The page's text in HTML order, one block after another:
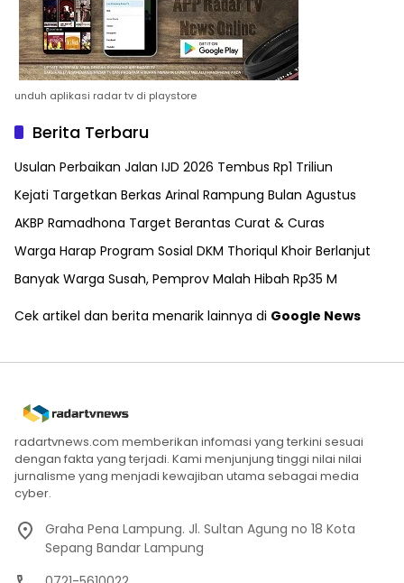
unduh aplikasi radar tv di playstore
Berita Terbaru
Usulan Perbaikan Jalan IJD 2026 Tembus Rp1 Triliun
Kejati Targetkan Berkas Arinal Rampung Bulan Agustus
AKBP Ramadhona Target Berantas Curat & Curas
Warga Harap Program Sosial DKM Thoriqul Khoir Berlanjut
Banyak Warga Susah, Pemprov Malah Hibah Rp35 M
Cek artikel dan berita menarik lainnya di Google News
radartvnews.com memberikan infomasi yang terkini sesuai
dengan fakta yang terjadi. Kami menjunjung tinggi nilai nilai
jurnalisme yang menjadi kewajiban utama sebagai media
cyber.
Graha Pena Lampung. Jl. Sultan Agung no 18 Kota
Sepang Bandar Lampung